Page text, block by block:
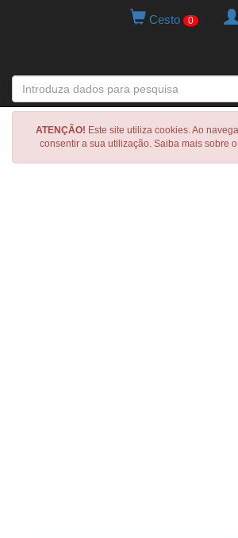
Cesto 0
ATENÇÃO! Este site utiliza cookies. Ao
consentir a sua utilização. Saiba mais sobre